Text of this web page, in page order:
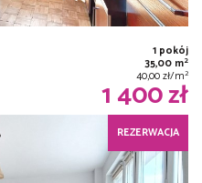
1 pokój
35,00 m2
40,00 zł/m2
1 400 zł
REZERWACJA